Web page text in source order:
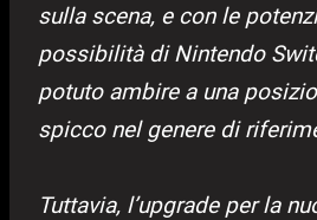
sulla scena, e con le
possibilità di Nintendo
potuto ambire a una
spicco nel genere di
Tuttavia, l’upgrade per la